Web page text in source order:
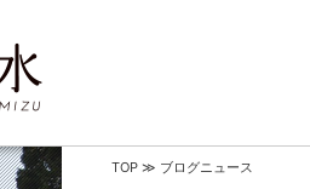
TOP ≫ ブログニュース